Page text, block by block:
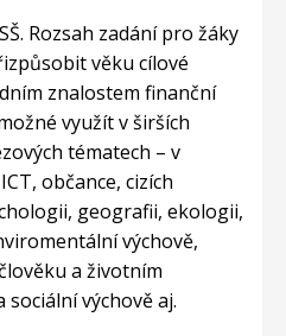
Rozsah zadání pro žáky
věku cílové
znalostem finanční
využít v širších
tématech – v
občance, cizích
geografii, ekologii,
výchově,
a životním
výchově aj.